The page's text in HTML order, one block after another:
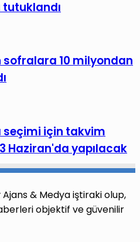
sofralara 10 milyondan
seçimi için takvim
Haziran'da yapılacak
& Medya iştiraki olup,
objektif ve güvenilir